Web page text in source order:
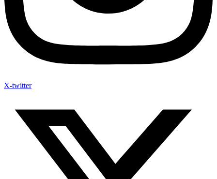
X-twitter